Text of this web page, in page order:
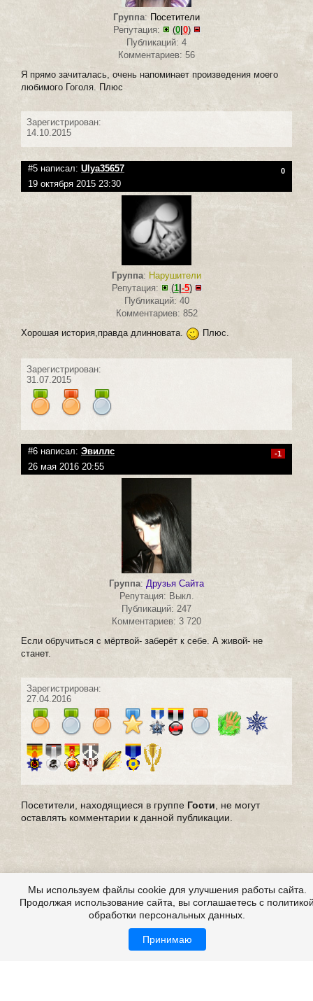
Группа: Посетители
Репутация:
(0|0)
Публикаций: 4
Комментариев: 56
Я прямо зачиталась, очень напоминает произведения моего
любимого Гоголя. Плюс
Зарегистрирован:
14.10.2015
#5 написал: Ulya35657 0
19 октября 2015 23:30
Группа: Нарушители
Репутация:
(1|-5)
Публикаций: 40
Комментариев: 852
Хорошая история,правда длинновата.
Плюс.
Зарегистрирован:
31.07.2015
#6 написал: Эвиллс -1
26 мая 2016 20:55
Группа: Друзья Сайта
Репутация: Выкл.
Публикаций: 247
Комментариев: 3 720
Если обручиться с мёртвой- заберёт к себе. А живой- не
станет.
Зарегистрирован:
27.04.2016
Посетители, находящиеся в группе Гости , не могут
оставлять комментарии к данной публикации.
Мы используем файлы cookie для улучшения работы сайта.
Продолжая использование сайта, вы соглашаетесь с
обработки персональных данных.
Принимаю